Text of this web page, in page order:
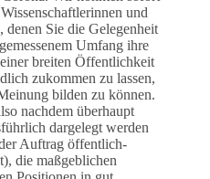
und
denen Sie die Gelegenheit
Umfang ihre
breiten Öffentlichkeit
zukommen zu lassen,
bilden zu können.
nachdem überhaupt
dargelegt werden
Auftrag öffentlich-
die maßgeblichen